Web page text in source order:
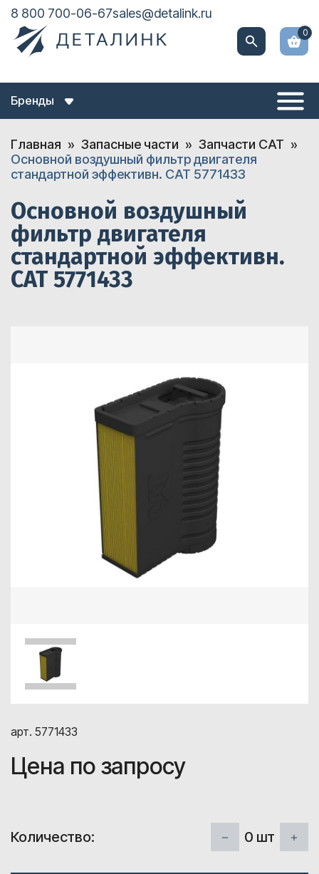
8 800 700-06-67sales@detalink.ru
0
Бренды
Главная Запасные части
Запчасти CAT
Основной воздушный фильтр двигателя
стандартной эффективн. CAT 5771433
Основной воздушный
фильтр двигателя
стандартной эффективн.
CAT 5771433
арт. 5771433
Цена по запросу
Количество: 0 шт